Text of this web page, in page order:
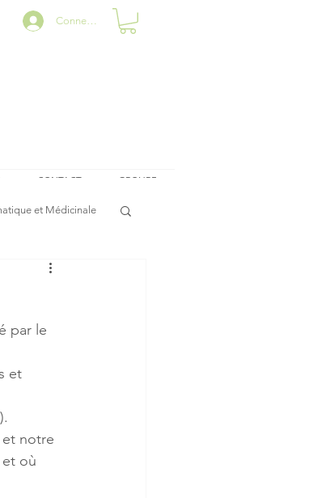
Connexion
CONTACT GROUPE
et Médicinale
par le
et
).
notre
où